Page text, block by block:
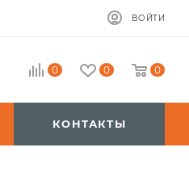
ВОЙТИ
0 0 0
КОНТАКТЫ